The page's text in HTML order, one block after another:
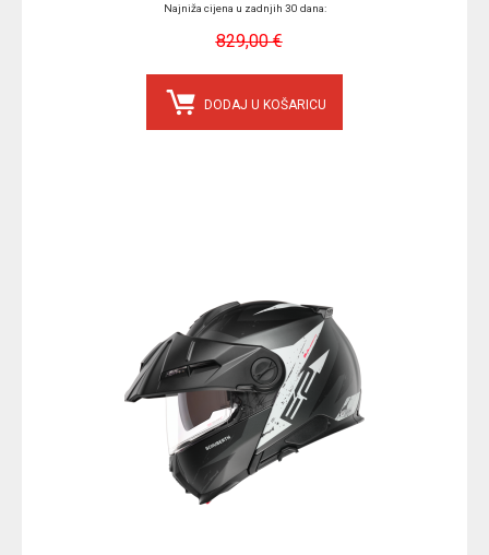
Najniža cijena u zadnjih 30 dana:
829,00 €
DODAJ U KOŠARICU